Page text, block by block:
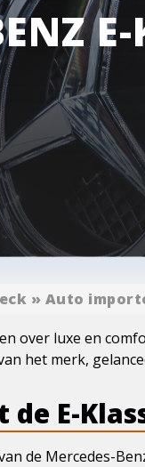
» Auto
over luxe en
het merk,
de E-
de Mercedes-